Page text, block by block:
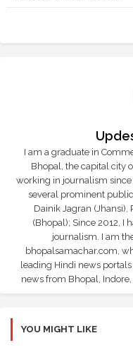
I am a graduate in
Bhopal, the capital city
working in journalism since
several prominent
Dainik Jagran (Jhansi),
(Bhopal); Since 2012, I
journalism. I am
bhopalsamachar.com,
leading Hindi news
news from Bhopal, Indore,
YOU MIGHT LIKE